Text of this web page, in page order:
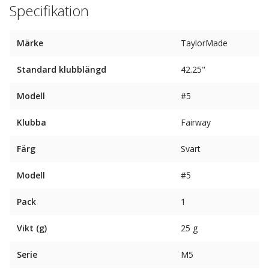
Specifikation
Märke TaylorMade
Standard klubblängd 42.25"
Modell #5
Klubba Fairway
Färg Svart
Modell #5
Pack 1
Vikt (g) 25 g
Serie M5